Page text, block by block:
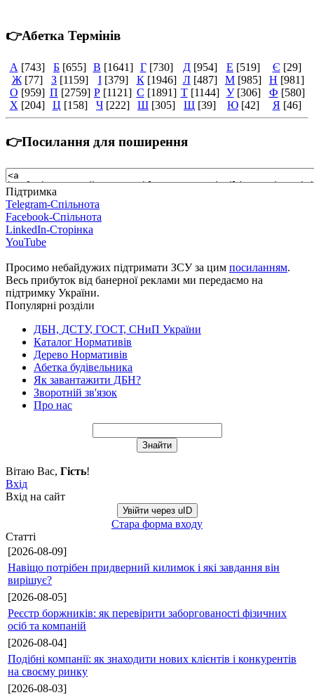
👉Абетка Термінів
А [743] Б [655] В [1641] Г [730] Д [954] Е [519] Є [29]
Ж [77] З [1159] І [379] К [1946] Л [487] М [985] Н [981]
О [959] П [2759] Р [1121] С [1891] Т [1144] У [306] Ф [580]
Х [204] Ц [158] Ч [222] Ш [305] Щ [39] Ю [42] Я [46]
👉Посилання для поширення
Підтримка
Telegram-Спільнота
Facebook-Спільнота
LinkedIn-Сторінка
YouTube
Просимо небайдужих підтримати ЗСУ за цим посиланням.
Весь прибуток від банерної реклами ми передаємо на
підтримку України.
Популярні розділи
ДБН, ДСТУ, ГОСТ, СНиП України
Каталог Нормативів
Дерево Нормативів
Абетка будівельника
Як завантажити ДБН?
Зворотній зв'язок
Про нас
Вітаю Вас, Гість!
Вхід
Вхід на сайт
Увійти через uID
Стара форма входу
Статті
[2026-08-09]
Навіщо потрібен придверний килимок і які завдання він
вирішує?
[2026-08-05]
Реєстр боржників: як перевірити заборгованості фізичних
осіб та компаній
[2026-08-04]
Подібні компанії: як знаходити нових клієнтів і конкурентів
на своєму ринку
[2026-08-03]